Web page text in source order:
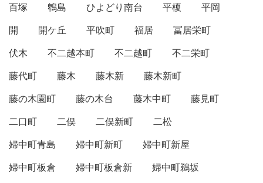
百塚
鵯島 ひよどり南台 平榎
平岡
開
開ケ丘 平吹町 福居
冨居栄町
伏木
不二越本町 不二越町
不二栄町
藤代町
藤木 藤木新
藤木新町
藤の木園町
藤の木台 藤木中町
藤見町
二口町
二俣 二俣新町
二松
婦中町青島
婦中町新町
婦中町新屋
婦中町板倉
婦中町板倉新
婦中町鵜坂